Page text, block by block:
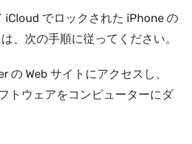
iCloud でロックされた iPhone の
、次の手順に従ってください。
の Web サイトにアクセスし、
トウェアをコンピューターにダ